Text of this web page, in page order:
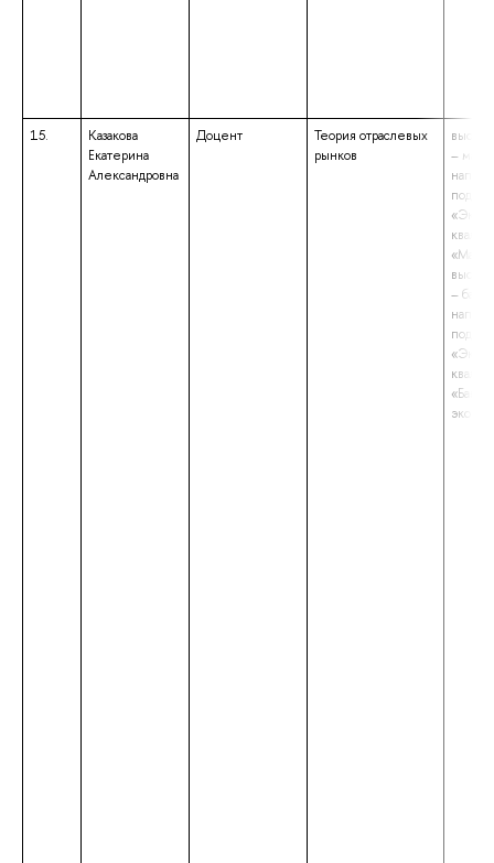
15.
Казакова
Екатерина
Александровна
Доцент
Теория отраслевых
рынков
–
–